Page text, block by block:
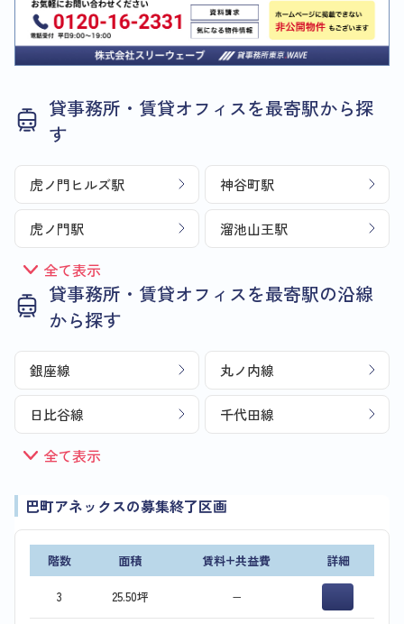
貸事務所・賃貸オフィスを最寄駅から探
す
虎ノ門ヒルズ駅 神谷町駅
虎ノ門駅 溜池山王駅
全て表示
貸事務所・賃貸オフィスを最寄駅の沿線
から探す
銀座線 丸ノ内線
日比谷線 千代田線
全て表示
巴町アネックスの募集終了区画
階数 面積 賃料+共益費 詳細
3 25.50坪 −